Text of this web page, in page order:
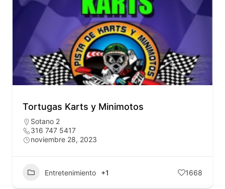
Tortugas Karts y Minimotos
Sotano 2
316 747 5417
noviembre 28, 2023
Entretenimiento +1 1668